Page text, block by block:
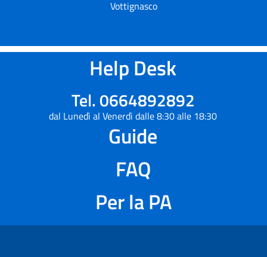
Vottignasco
Help Desk
Tel. 0664892892
dal Lunedì al Venerdì dalle 8:30 alle 18:30
Guide
FAQ
Per la PA